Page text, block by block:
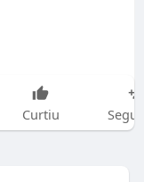
Curtiu